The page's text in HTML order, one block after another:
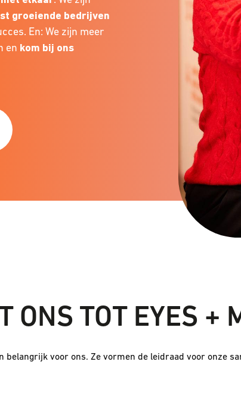
groeiende bedrijven
En: We zijn meer
en kom bij ons
ONS TOT EYES +
belangrijk voor ons. Ze vormen de leidraad voor onze